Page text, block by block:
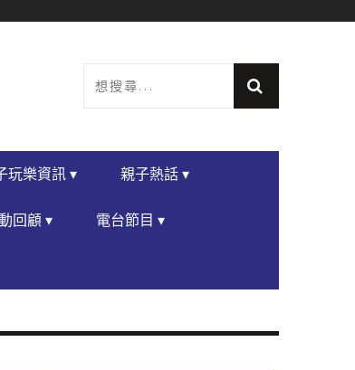
玩樂資訊 ▾ 親子熱話 ▾
回顧 ▾ 電台節目 ▾